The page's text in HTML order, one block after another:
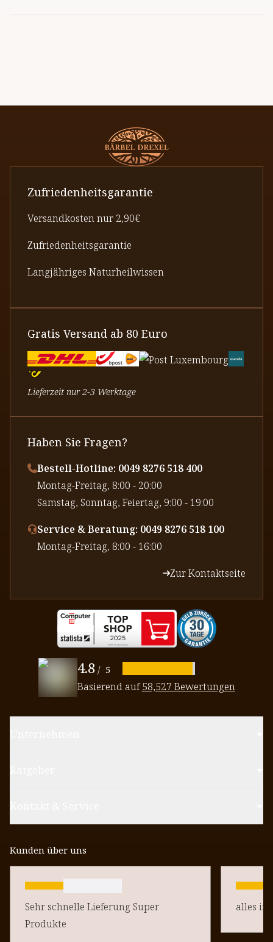
Zufriedenheitsgarantie
Versandkosten nur 2,90€
Zufriedenheitsgarantie
Langjähriges Naturheilwissen
Gratis Versand ab 80 Euro
Lieferzeit nur 2-3 Werktage
Haben Sie Fragen?
Bestell-Hotline: 0049 8276 518 400
⁠Montag-Freitag, 8:00 - 20:00
⁠Samstag, Sonntag, Feiertag, 9:00 - 19:00
Service & Beratung: 0049 8276 518 100
⁠Montag-Freitag, 8:00 - 16:00
Zur Kontaktseite
4.8 / 5
Basierend auf58,527 Bewertungen
Kunden über uns
Sehr schnelle Lieferung Super
Produkte
alles in